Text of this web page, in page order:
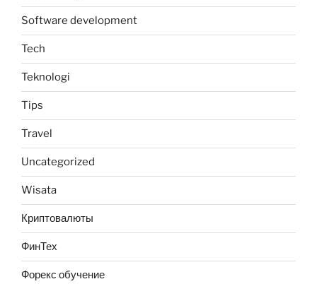
Software development
Tech
Teknologi
Tips
Travel
Uncategorized
Wisata
Криптовалюты
ФинТех
Форекс обучение